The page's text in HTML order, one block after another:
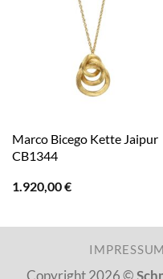
Marco Bicego Kette Jaipur
CB1344
1.920,00€
IMPRESSUM
Copyright 2026 ©